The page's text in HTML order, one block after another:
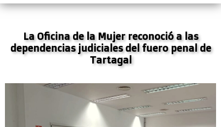
La Oficina de la Mujer reconoció a las
dependencias judiciales del fuero penal de
Tartagal